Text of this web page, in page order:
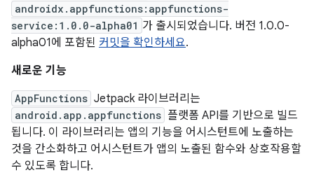
androidx.appfunctions:appfunctions-
service:1.0.0-alpha01 가 출시되었습니다. 버전 1.0.0-
alpha01에 포함된 커밋을 확인하세요.
새로운 기능
AppFunctions Jetpack 라이브러리는
android.app.appfunctions 플랫폼 API를 기반으로 빌드
됩니다. 이 라이브러리는 앱의 기능을 어시스턴트에 노출하는
것을 간소화하고 어시스턴트가 앱의 노출된 함수와 상호작용할
수 있도록 합니다.